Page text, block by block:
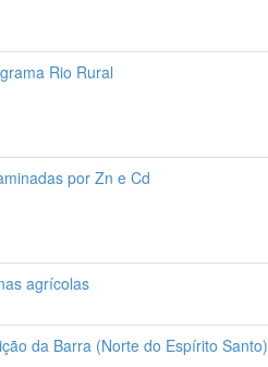
Rio Rural
por Zn e Cd
agrícolas
da Barra (Norte do Espírito Santo)